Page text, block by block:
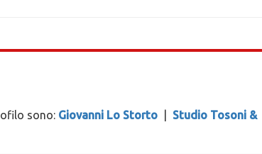
sono: Giovanni Lo Storto
Studio Tosoni &